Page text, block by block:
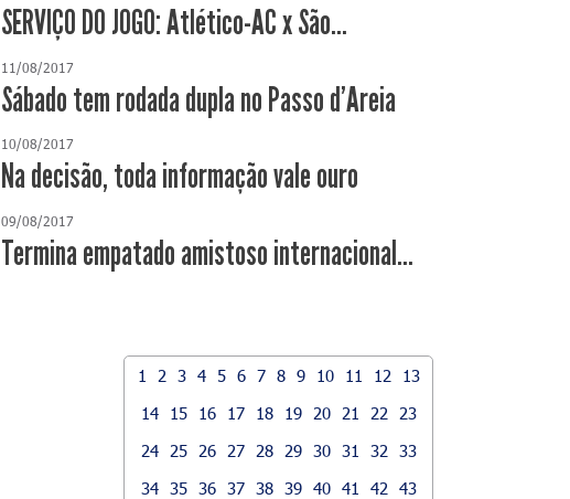
SERVIÇO DO JOGO: Atlético-AC x São...
11/08/2017
Sábado tem rodada dupla no Passo d'Areia
10/08/2017
Na decisão, toda informação vale ouro
09/08/2017
Termina empatado amistoso internacional...
1 2 3 4 5 6 7 8 9 10 11 12
13
14
15 16 17 18 19 20 21 22
23
24
25 26 27 28 29 30 31 32
33
34 35 36 37 38 39 40 41 42
43